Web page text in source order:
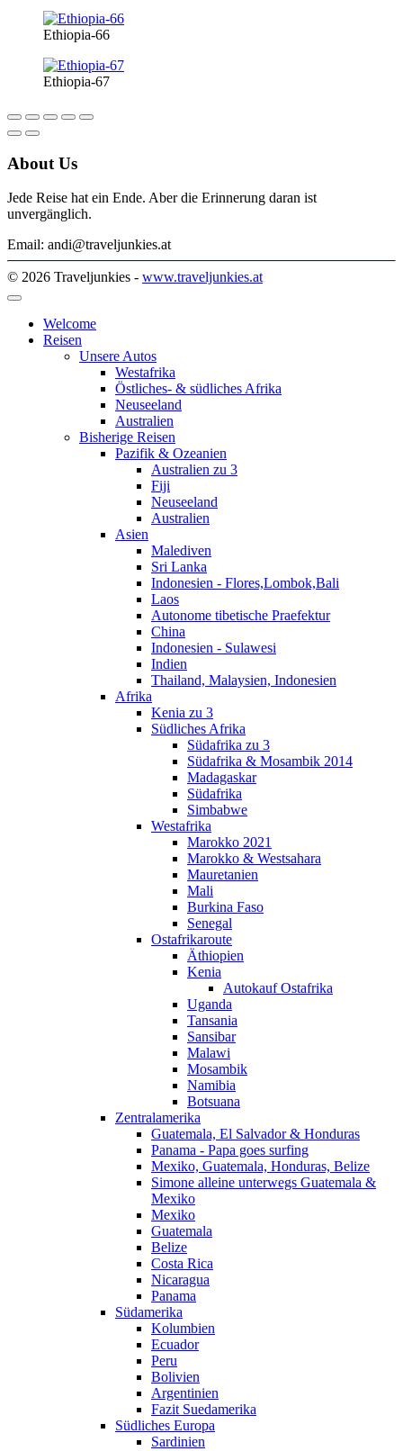
Ethiopia-66
Ethiopia-67
About Us
Jede Reise hat ein Ende. Aber die Erinnerung daran ist
unvergänglich.
Email: andi@traveljunkies.at
© 2026 Traveljunkies - www.traveljunkies.at
Welcome
Reisen
Unsere Autos
Westafrika
Östliches- & südliches Afrika
Neuseeland
Australien
Bisherige Reisen
Pazifik & Ozeanien
Australien zu 3
Fiji
Neuseeland
Australien
Asien
Malediven
Sri Lanka
Indonesien - Flores,Lombok,Bali
Laos
Autonome tibetische Praefektur
China
Indonesien - Sulawesi
Indien
Thailand, Malaysien, Indonesien
Afrika
Kenia zu 3
Südliches Afrika
Südafrika zu 3
Südafrika & Mosambik 2014
Madagaskar
Südafrika
Simbabwe
Westafrika
Marokko 2021
Marokko & Westsahara
Mauretanien
Mali
Burkina Faso
Senegal
Ostafrikaroute
Äthiopien
Kenia
Autokauf Ostafrika
Uganda
Tansania
Sansibar
Malawi
Mosambik
Namibia
Botsuana
Zentralamerika
Guatemala, El Salvador & Honduras
Panama - Papa goes surfing
Mexiko, Guatemala, Honduras, Belize
Simone alleine unterwegs Guatemala &
Mexiko
Mexiko
Guatemala
Belize
Costa Rica
Nicaragua
Panama
Südamerika
Kolumbien
Ecuador
Peru
Bolivien
Argentinien
Fazit Suedamerika
Südliches Europa
Sardinien